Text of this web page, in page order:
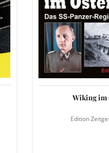
Wiking im
Edition